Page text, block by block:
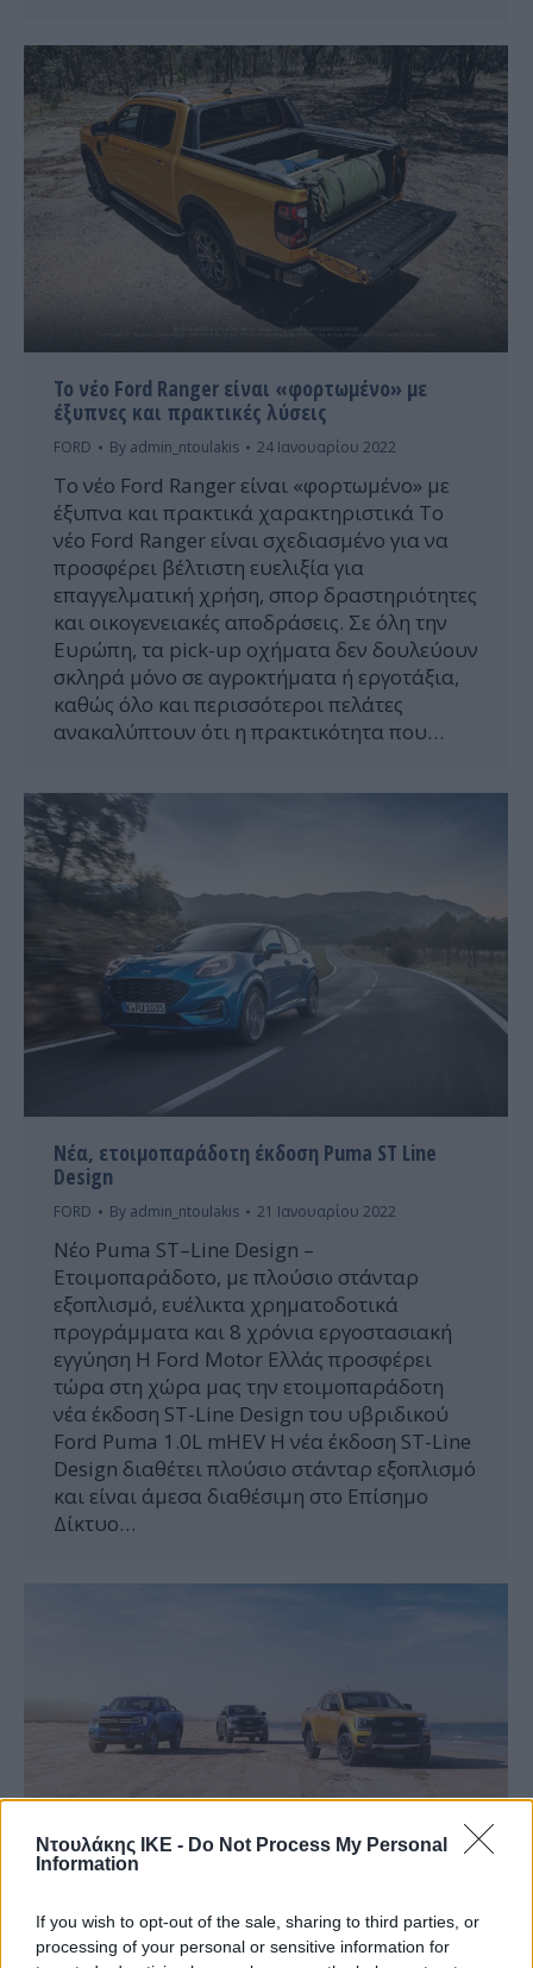
Ντουλάκης ΙΚΕ - Do Not Process My Personal
Information
If you wish to opt-out of the sale, sharing to third parties, or
processing of your personal or sensitive information for
Το νέο Ford Ranger είναι «φορτωμένο» με
έξυπνες και πρακτικές λύσεις
FORD By admin_ntoulakis 24 Ιανουαρίου 2022
Το νέο Ford Ranger είναι «φορτωμένο» με
έξυπνα και πρακτικά χαρακτηριστικά Το
νέο Ford Ranger είναι σχεδιασμένο για να
προσφέρει βέλτιστη ευελιξία για
επαγγελματική χρήση, σπορ δραστηριότητες
και οικογενειακές αποδράσεις. Σε όλη την
Ευρώπη, τα pick-up οχήματα δεν δουλεύουν
σκληρά μόνο σε αγροκτήματα ή εργοτάξια,
καθώς όλο και περισσότεροι πελάτες
ανακαλύπτουν ότι η πρακτικότητα που…
Νέα, ετοιμοπαράδοτη έκδοση Puma ST Line
Design
FORD By admin_ntoulakis 21 Ιανουαρίου 2022
Νέο Puma ST–Line Design –
Ετοιμοπαράδοτο, με πλούσιο στάνταρ
εξοπλισμό, ευέλικτα χρηματοδοτικά
προγράμματα και 8 χρόνια εργοστασιακή
εγγύηση Η Ford Motor Ελλάς προσφέρει
τώρα στη χώρα μας την ετοιμοπαράδοτη
νέα έκδοση ST-Line Design του υβριδικού
Ford Puma 1.0L mHEV Η νέα έκδοση ST-Line
Design διαθέτει πλούσιο στάνταρ εξοπλισμό
και είναι άμεσα διαθέσιμη στο Επίσημο
Δίκτυο…
Η ΕΠΟΜΕΝΗ ΓΕΝΙΑ ΤΟΥ FORD RANGER ΑΝΑΤΡΕΠΕΙ
FORD Byadmin_ntoulakis 1 Δεκεμβρίου 2021